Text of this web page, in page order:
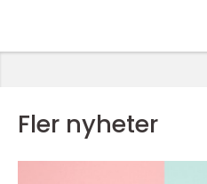
Fler nyheter